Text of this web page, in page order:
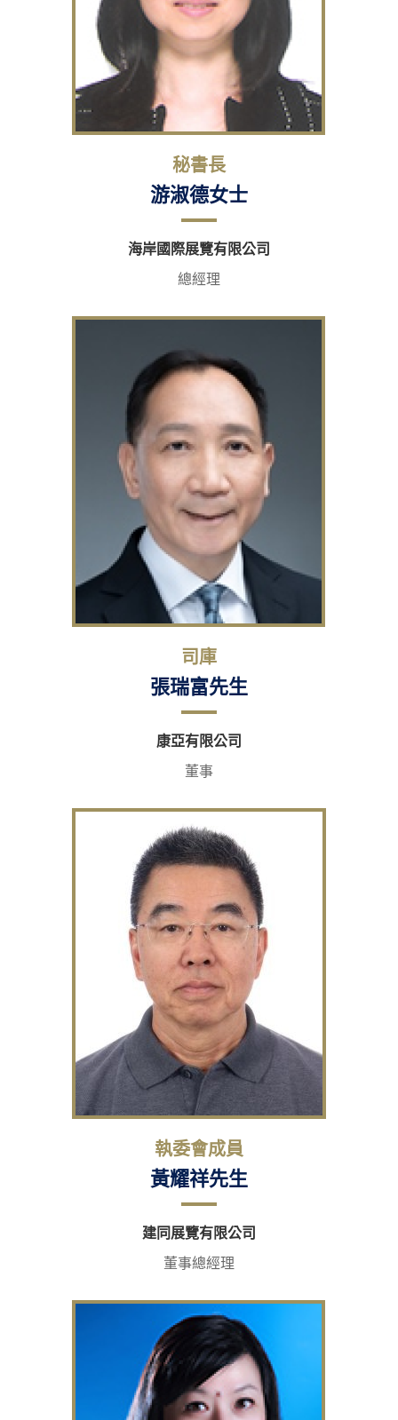
秘書長
游淑德女士
海岸國際展覽有限公司
總經理
司庫
張瑞富先生
康亞有限公司
董事
執委會成員
黃耀祥先生
建同展覽有限公司
董事總經理